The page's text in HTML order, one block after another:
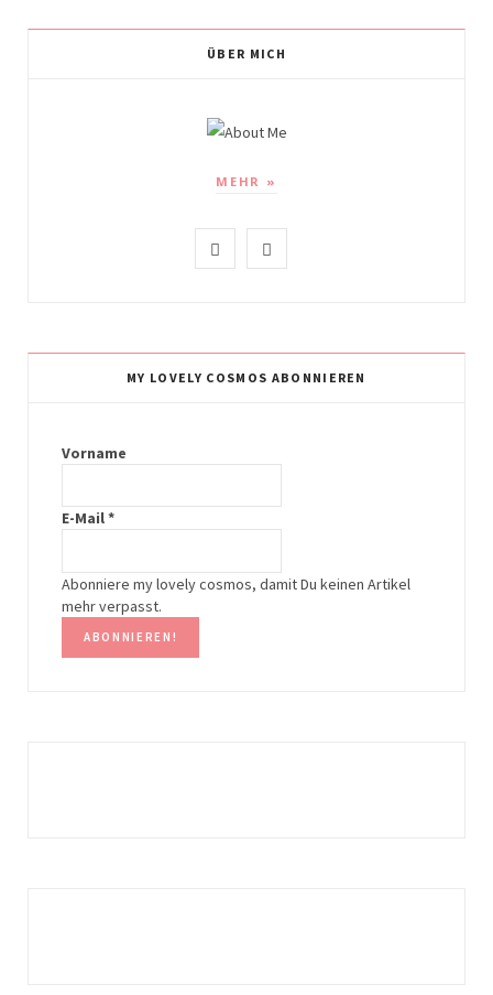
ÜBER MICH
MEHR »
t
a
m
t
s
t
MY LOVELY COSMOS ABONNIEREN
Vorname
E-Mail*
Abonniere my lovely cosmos, damit Du keinen Artikel
mehr verpasst.